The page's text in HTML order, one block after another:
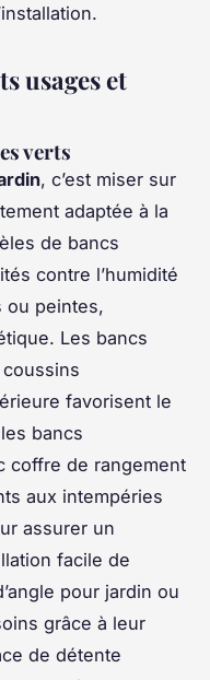
usages et
verts
, c’est miser sur
adaptée à la
de bancs
contre l’humidité
ou peintes,
Les bancs
favorisent le
bancs
coffre de rangement
aux intempéries
assurer un
facile de
pour jardin ou
grâce à leur
de détente